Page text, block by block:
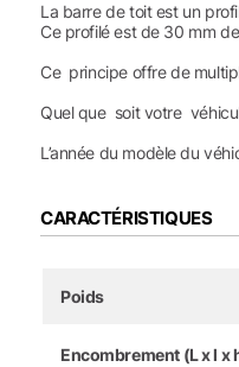
La barre de toit est un
Ce profilé est de 30 mm
Ce principe offre de
Quel que soit votre
L’année du modèle du
CARACTÉRISTIQUES
Poids
Encombrement (L x l x